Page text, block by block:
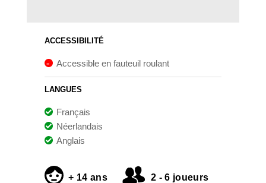
ACCESSIBILITÉ
Accessible en fauteuil roulant
LANGUES
Français
Néerlandais
Anglais
+ 14 ans 2 - 6 joueurs